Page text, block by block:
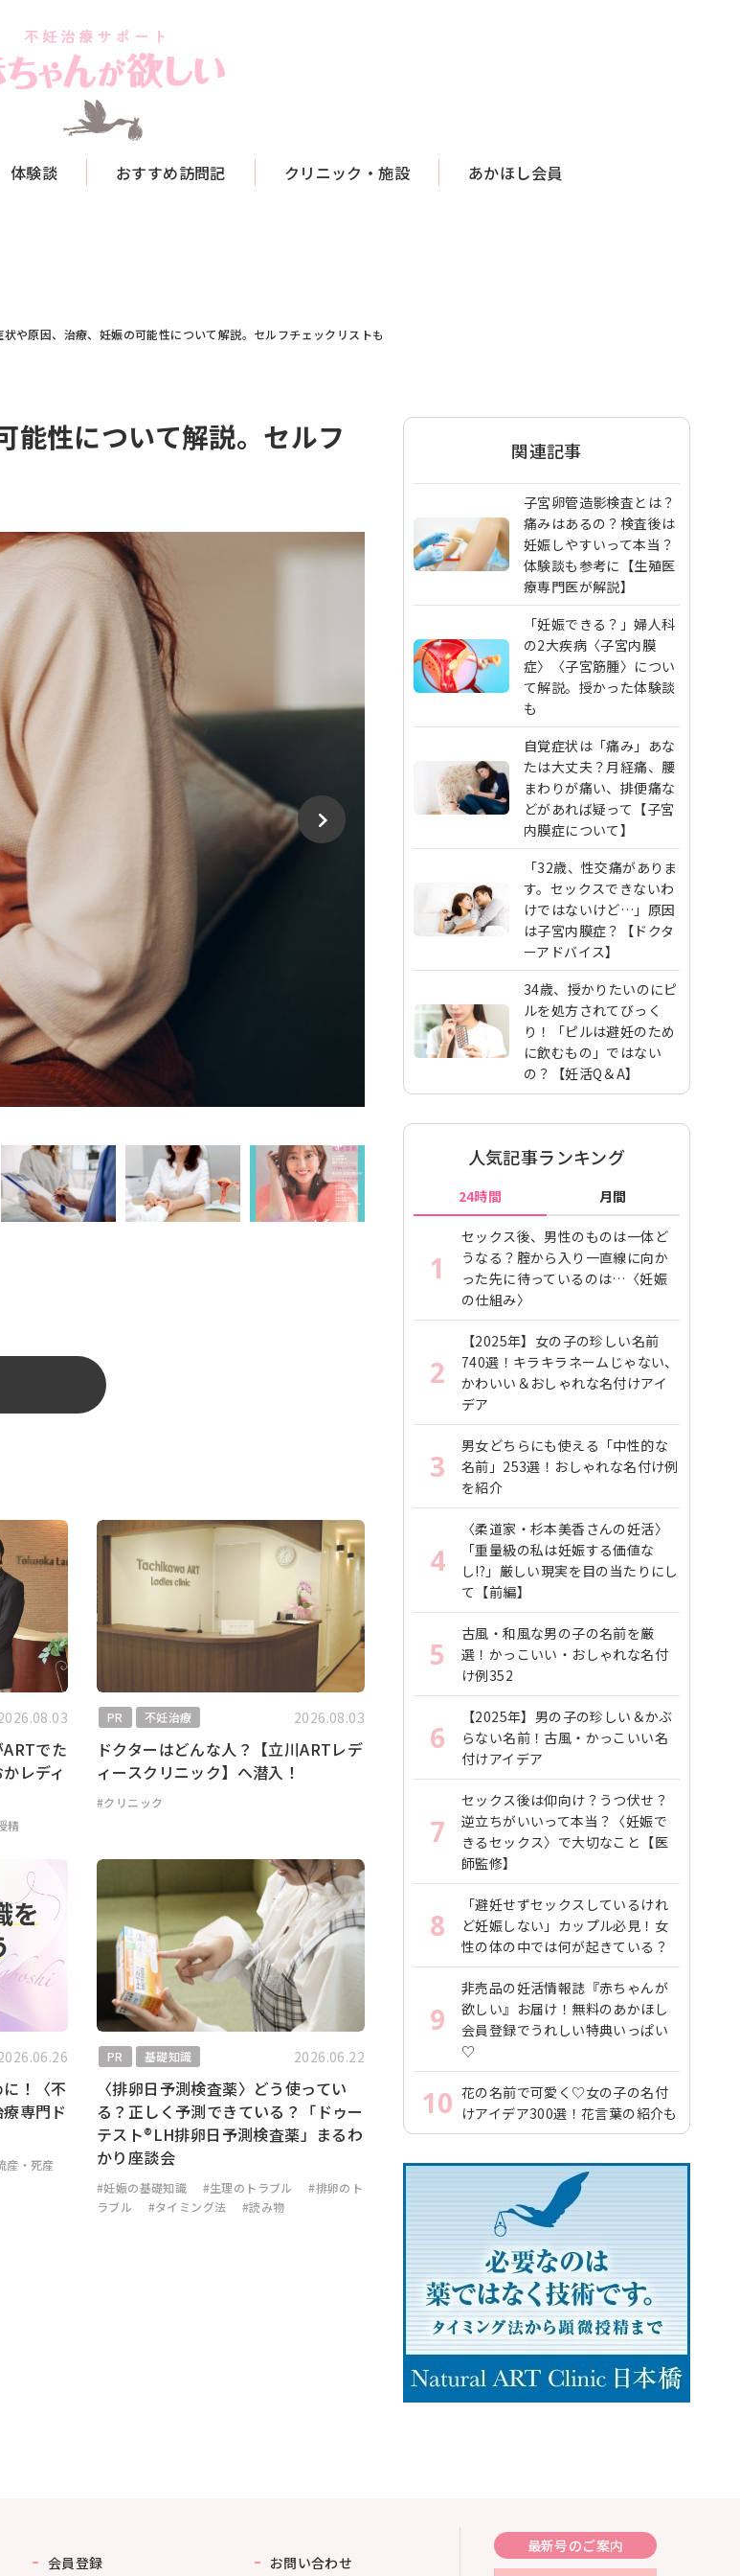
体験談 おすすめ訪問記 クリニック・施設 あかほし会員
状や原因、治療、妊娠の可能性について解説。セルフチェックリストも
能性について解説。セルフ
でた
レディ
精
PR 不妊治療 2026.08.03
ドクターはどんな人？【立川ARTレデ
ィースクリニック】へ潜入！
#クリニック
！〈不
専門ド
産・死産
PR 基礎知識 2026.06.22
〈排卵日予測検査薬〉どう使ってい
る？正しく予測できている？「ドゥー
テスト®LH排卵日予測検査薬」まるわ
かり座談会
#妊娠の基礎知識 #生理のトラブル
#排卵のト
ラブル
#タイミング法 #読み物
関連記事
子宮卵管造影検査とは？
痛みはあるの？検査後は
妊娠しやすいって本当？
体験談も参考に【生殖医
療専門医が解説】
「妊娠できる？」婦人科
の2大疾病〈子宮内膜
症〉〈子宮筋腫〉につい
て解説。授かった体験談
も
自覚症状は「痛み」あな
たは大丈夫？月経痛、腰
まわりが痛い、排便痛な
どがあれば疑って【子宮
内膜症について】
「32歳、性交痛がありま
す。セックスできないわ
けではないけど…」原因
は子宮内膜症？【ドクタ
ーアドバイス】
34歳、授かりたいのにピ
ルを処方されてびっく
り！「ピルは避妊のため
に飲むもの」ではない
の？【妊活Q＆A】
人気記事ランキング
24時間 月間
1
セックス後、男性のものは一体ど
うなる？腟から入り一直線に向か
った先に待っているのは…〈妊娠
の仕組み〉
2
【2025年】女の子の珍しい名前
740選！キラキラネームじゃない、
かわいい＆おしゃれな名付けアイ
デア
3
男女どちらにも使える「中性的な
名前」253選！おしゃれな名付け例
を紹介
4
〈柔道家・杉本美香さんの妊活〉
「重量級の私は妊娠する価値な
し!?」厳しい現実を目の当たりにし
て【前編】
5
古風・和風な男の子の名前を厳
選！かっこいい・おしゃれな名付
け例352
6
【2025年】男の子の珍しい＆かぶ
らない名前！古風・かっこいい名
付けアイデア
7
セックス後は仰向け？うつ伏せ？
逆立ちがいいって本当？〈妊娠で
きるセックス〉で大切なこと【医
師監修】
8
「避妊せずセックスしているけれ
ど妊娠しない」カップル必見！女
性の体の中では何が起きている？
9
非売品の妊活情報誌『赤ちゃんが
欲しい』お届け！無料のあかほし
会員登録でうれしい特典いっぱい
♡
10 花の名前で可愛く♡女の子の名付
けアイデア300選！花言葉の紹介も
会員登録 お問い合わせ
最新号のご案内